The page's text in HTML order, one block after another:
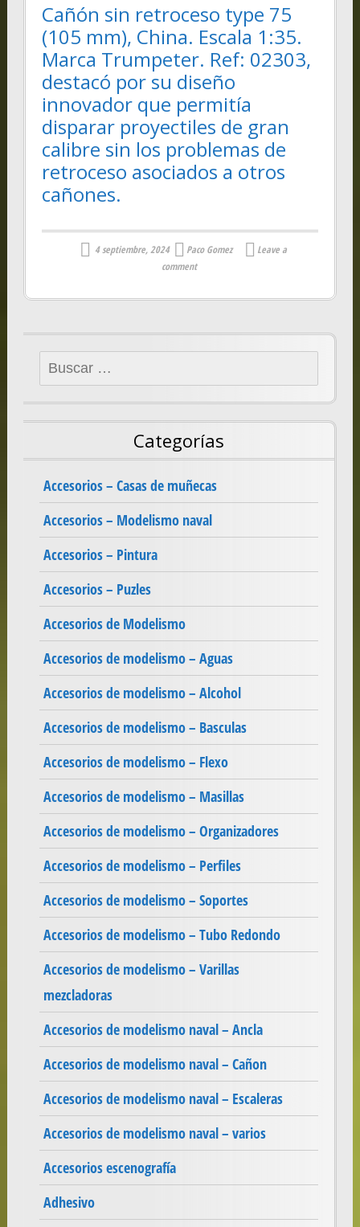
Cañón sin retroceso type 75
(105 mm), China. Escala 1:35.
Marca Trumpeter. Ref: 02303,
destacó por su diseño
innovador que permitía
disparar proyectiles de gran
calibre sin los problemas de
retroceso asociados a otros
cañones.
4 septiembre, 2024 Paco Gomez
Leave a
comment
Buscar:
Categorías
Accesorios – Casas de muñecas
Accesorios – Modelismo naval
Accesorios – Pintura
Accesorios – Puzles
Accesorios de Modelismo
Accesorios de modelismo – Aguas
Accesorios de modelismo – Alcohol
Accesorios de modelismo – Basculas
Accesorios de modelismo – Flexo
Accesorios de modelismo – Masillas
Accesorios de modelismo – Organizadores
Accesorios de modelismo – Perfiles
Accesorios de modelismo – Soportes
Accesorios de modelismo – Tubo Redondo
Accesorios de modelismo – Varillas
mezcladoras
Accesorios de modelismo naval – Ancla
Accesorios de modelismo naval – Cañon
Accesorios de modelismo naval – Escaleras
Accesorios de modelismo naval – varios
Accesorios escenografía
Adhesivo